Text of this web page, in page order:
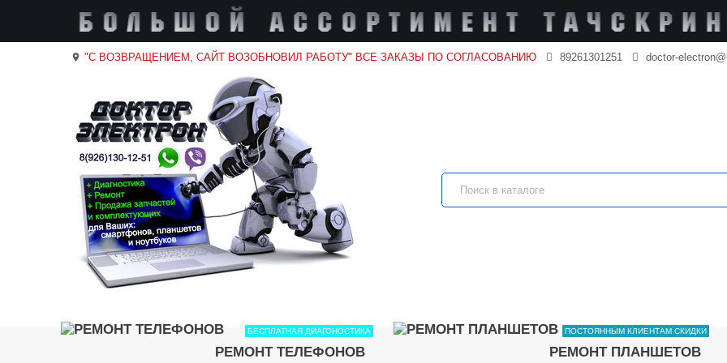
location_on "С ВОЗВРАЩЕНИЕМ, САЙТ ВОЗОБНОВИЛ РАБОТУ" ВСЕ ЗАКАЗЫ ПО СОГЛАСОВАНИЮ 89261301251 doctor-
РЕМОНТ ТЕЛЕФОНОВ
БЕСПЛАТНАЯ ДИАГОНОСТИКА
РЕМОНТ ПЛАНШЕТОВ
ПОСТОЯННЫМ КЛИЕНТАМ СКИДКИ